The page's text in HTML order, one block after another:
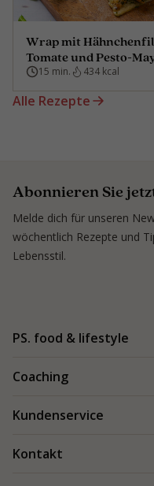
Wrap mit
Tomate und Pesto-
15 min. 434 kcal
Alle Rezepte
Abonnieren Sie
Melde dich für unseren
wöchentlich Rezepte und
Lebensstil.
PS. food & lifestyle
Kundenerfolge
Coaching
Blogs & Tipps
Kundenservice
Kontakt